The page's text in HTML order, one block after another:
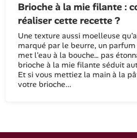
Brioche à la mie filante :
réaliser cette recette ?
Une texture aussi moelleuse
marqué par le beurre, un
met l'eau à la bouche… pas
brioche à la mie filante séduit
Et si vous mettiez la main à la
votre brioche...